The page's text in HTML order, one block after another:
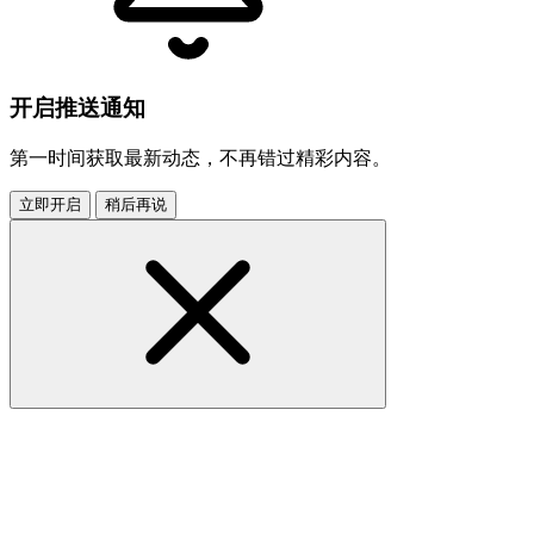
开启推送通知
第一时间获取最新动态，不再错过精彩内容。
立即开启 稍后再说